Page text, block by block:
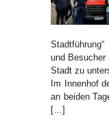
und Besucher
Stadt zu
Im Innenhof
an beiden
[…]